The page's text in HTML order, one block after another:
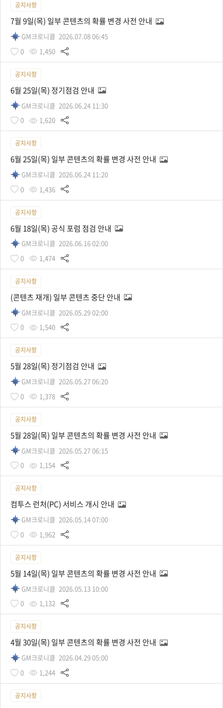
공지사항
7월 9일(목) 일부 콘텐츠의 확률 변경 사전 안내
GM크로니클 2026.07.08 06:45
0
1,450
공지사항
6월 25일(목) 정기점검 안내
GM크로니클 2026.06.24 11:30
0
1,620
공지사항
6월 25일(목) 일부 콘텐츠의 확률 변경 사전 안내
GM크로니클 2026.06.24 11:20
0
1,436
공지사항
6월 18일(목) 공식 포럼 점검 안내
GM크로니클 2026.06.16 02:00
0
1,474
공지사항
(콘텐츠 재개) 일부 콘텐츠 중단 안내
GM크로니클 2026.05.29 02:00
0
1,540
공지사항
5월 28일(목) 정기점검 안내
GM크로니클 2026.05.27 06:20
0
1,378
공지사항
5월 28일(목) 일부 콘텐츠의 확률 변경 사전 안내
GM크로니클 2026.05.27 06:15
0
1,154
공지사항
컴투스 런처(PC) 서비스 개시 안내
GM크로니클 2026.05.14 07:00
0
1,962
공지사항
5월 14일(목) 일부 콘텐츠의 확률 변경 사전 안내
GM크로니클 2026.05.13 10:00
0
1,132
공지사항
4월 30일(목) 일부 콘텐츠의 확률 변경 사전 안내
GM크로니클 2026.04.29 05:00
0
1,244
공지사항